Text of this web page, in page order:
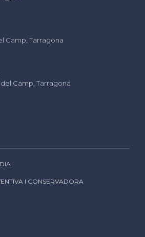
Camp, Tarragona
Camp, Tarragona
I CONSERVADORA